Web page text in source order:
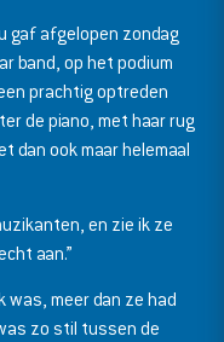
gaf afgelopen zondag
band, op het podium
prachtig optreden
de piano, met haar rug
dan ook maar helemaal
en zie ik ze
aan.”
was, meer dan ze had
zo stil tussen de